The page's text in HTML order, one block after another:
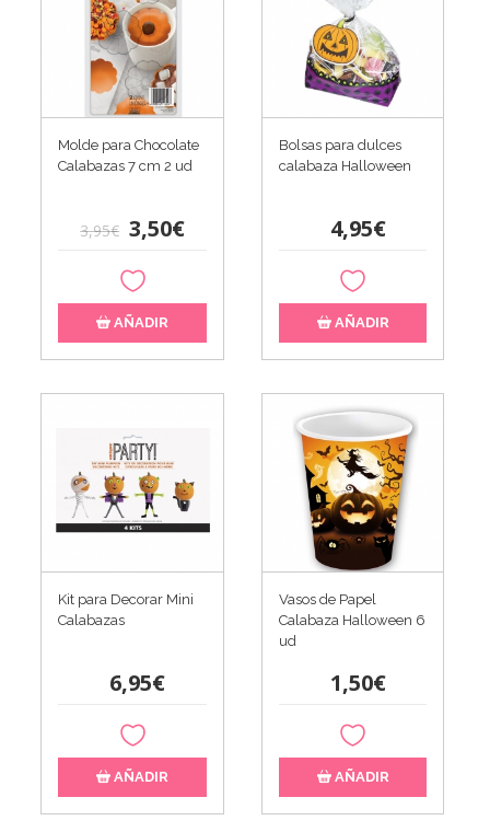
Molde para Chocolate
Calabazas 7 cm 2 ud
3,95€ 3,50€
AÑADIR
Bolsas para dulces
calabaza Halloween
4,95€
AÑADIR
Kit para Decorar Mini
Calabazas
6,95€
AÑADIR
Vasos de Papel
Calabaza Halloween 6
ud
1,50€
AÑADIR